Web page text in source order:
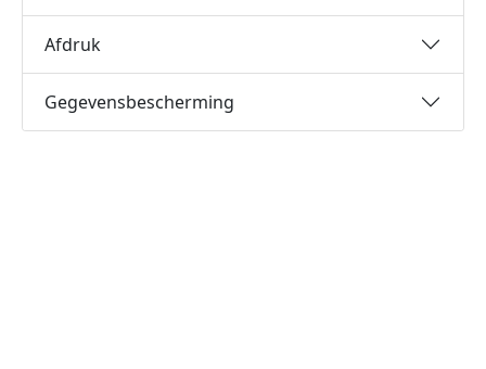
Afdruk
Gegevensbescherming